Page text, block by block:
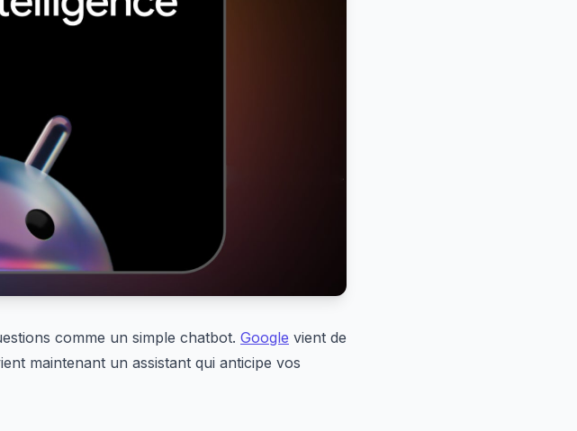
comme un simple chatbot. Google vient de
maintenant un assistant qui anticipe vos